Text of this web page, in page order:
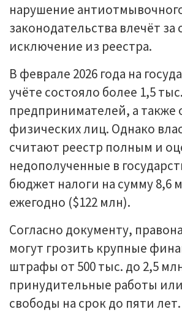
нарушение
законодательства влечёт за
исключение из реестра.
В феврале 2026 года на
учёте состояло более 1,5
предпринимателей, а также
физических лиц. Однако
считают реестр полным и
недополученные в
бюджет налоги на сумму 8,6
ежегодно ($122 млн).
Согласно документу,
могут грозить крупные
штрафы от 500 тыс. до 2,5
принудительные работы
свободы на срок до пяти лет.